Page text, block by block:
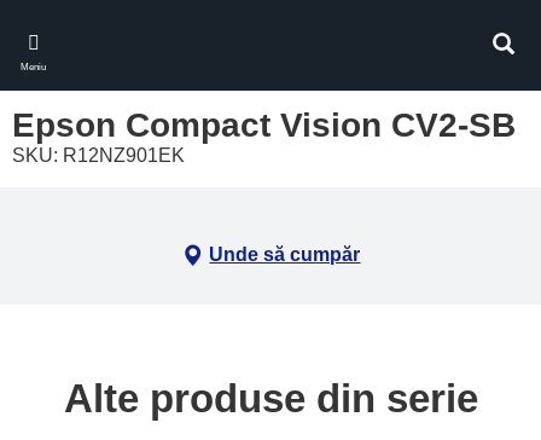
main
content
Meniu
Epson Compact Vision CV2-SB
SKU: R12NZ901EK
Unde să cumpăr
Alte produse din serie